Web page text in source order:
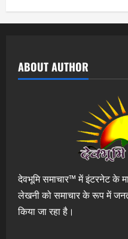
ABOUT AUTHOR
देवभूमि समाचार™ में इंटरनेट के
लेखनी को समाचार के रूप में
किया जा रहा है।